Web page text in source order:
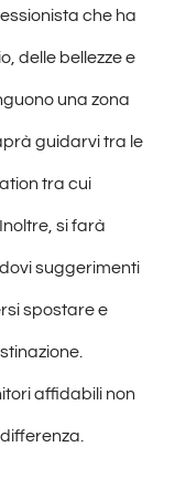
che ha
delle bellezze e
una zona
guidarvi tra le
tra cui
si farà
suggerimenti
spostare e
affidabili non